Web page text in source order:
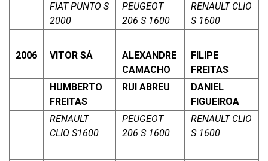
FIAT PUNTO S
2000
PEUGEOT
206 S 1600
RENAULT CLIO
S 1600
2006 VITOR SÁ
ALEXANDRE
CAMACHO
FILIPE
FREITAS
HUMBERTO
FREITAS
RUI ABREU
DANIEL
FIGUEIROA
RENAULT
CLIO S1600
PEUGEOT
206 S 1600
RENAULT CLIO
S 1600